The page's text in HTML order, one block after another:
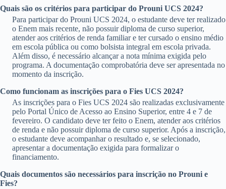
Quais são os critérios para participar do Prouni UCS 2024?
Para participar do Prouni UCS 2024, o estudante deve ter realizado
o Enem mais recente, não possuir diploma de curso superior,
atender aos critérios de renda familiar e ter cursado o ensino médio
em escola pública ou como bolsista integral em escola privada.
Além disso, é necessário alcançar a nota mínima exigida pelo
programa. A documentação comprobatória deve ser apresentada no
momento da inscrição.
Como funcionam as inscrições para o Fies UCS 2024?
As inscrições para o Fies UCS 2024 são realizadas exclusivamente
pelo Portal Único de Acesso ao Ensino Superior, entre 4 e 7 de
fevereiro. O candidato deve ter feito o Enem, atender aos critérios
de renda e não possuir diploma de curso superior. Após a inscrição,
o estudante deve acompanhar o resultado e, se selecionado,
apresentar a documentação exigida para formalizar o
financiamento.
Quais documentos são necessários para inscrição no Prouni e
Fies?